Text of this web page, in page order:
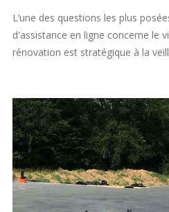
L’une des questions les plus
d'assistance en ligne concerne le
rénovation est stratégique à la